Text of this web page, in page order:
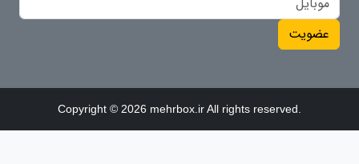
عضویت
Copyright © 2026 mehrbox.ir All rights reserved.